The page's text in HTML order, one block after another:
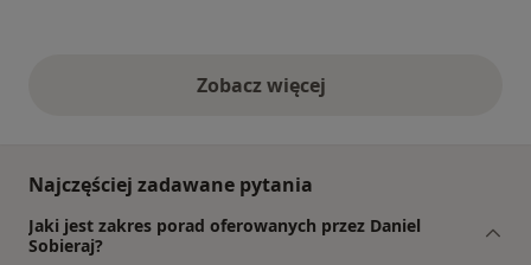
Zobacz więcejopinie powyżej
Najczęściej zadawane pytania
Jaki jest zakres porad oferowanych przez Daniel
Sobieraj?